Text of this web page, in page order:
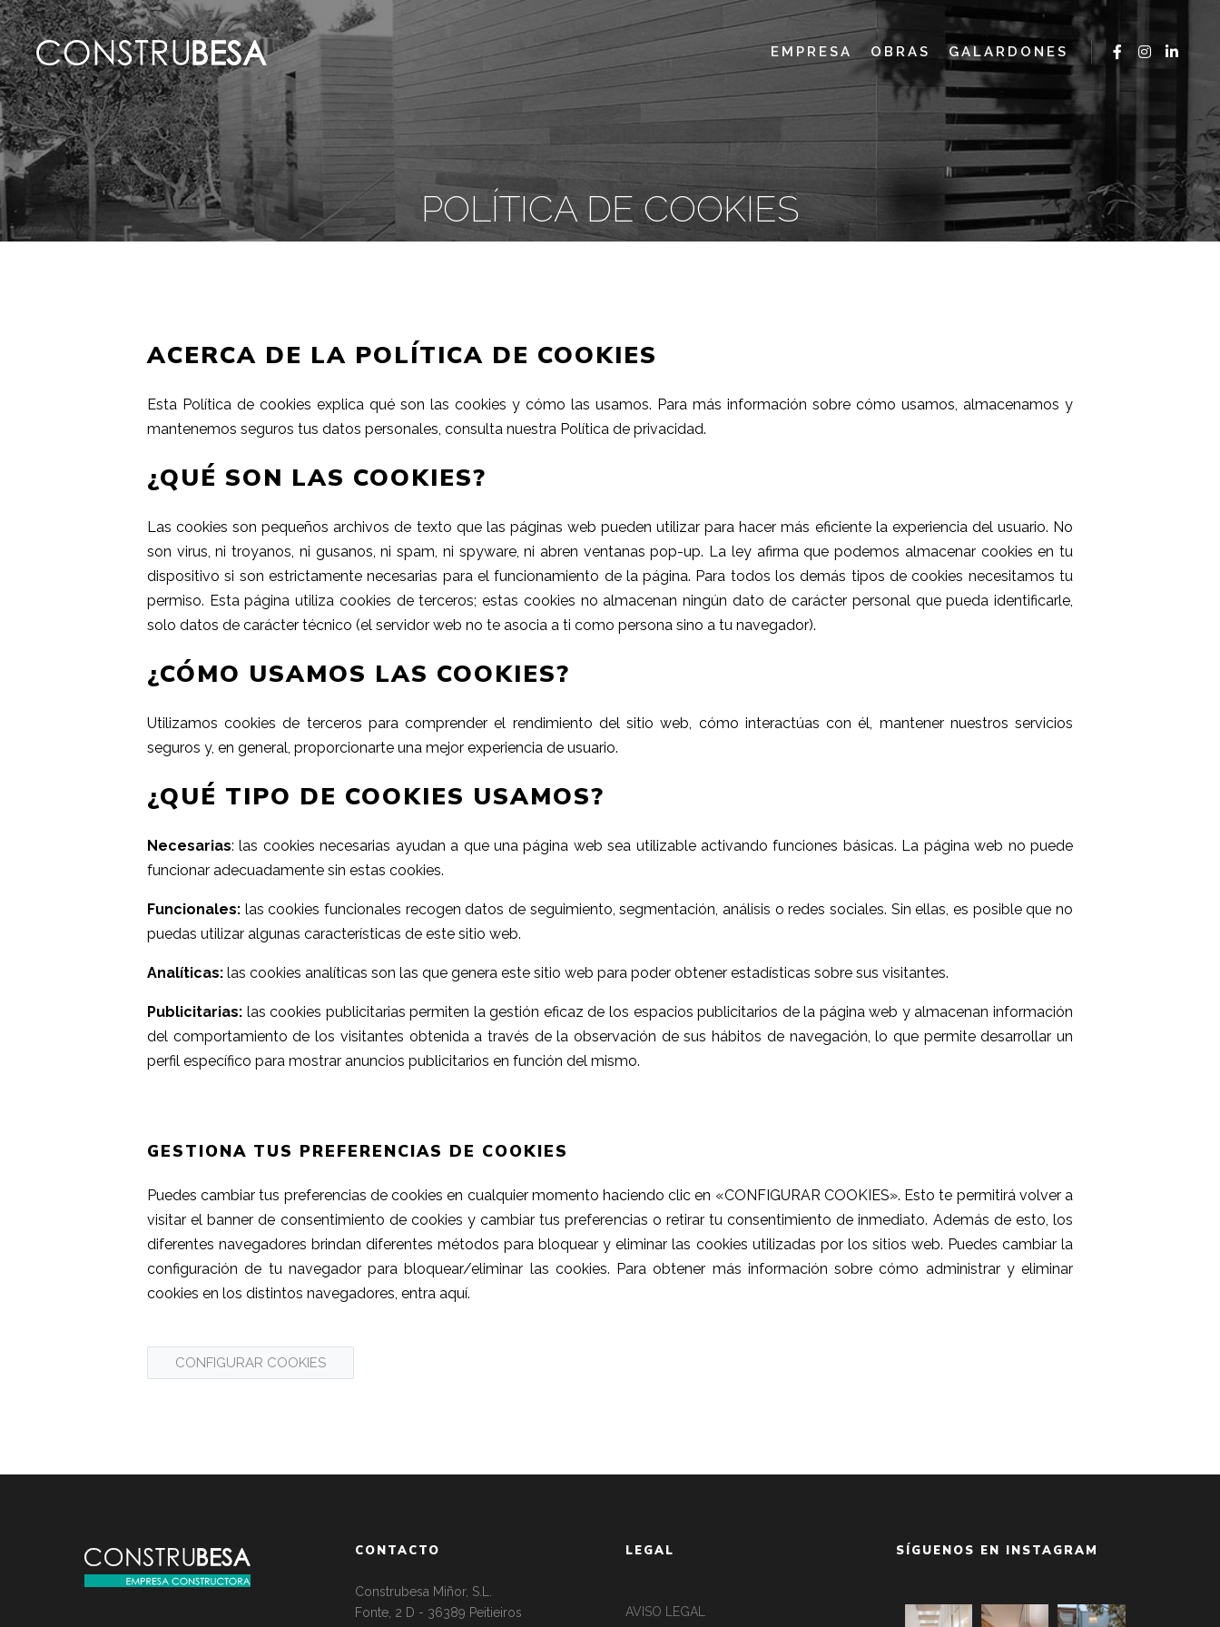
EMPRESA OBRAS GALARDONES
POLÍTICA DE COOKIES
ACERCA DE LA POLÍTICA DE COOKIES
Esta Política de cookies explica qué son las cookies y cómo las usamos. Para más información sobre cómo usamos, almacenamos y
mantenemos seguros tus datos personales, consulta nuestra Política de privacidad.
¿QUÉ SON LAS COOKIES?
Las cookies son pequeños archivos de texto que las páginas web pueden utilizar para hacer más eficiente la experiencia del usuario. No
son virus, ni troyanos, ni gusanos, ni spam, ni spyware, ni abren ventanas pop-up. La ley afirma que podemos almacenar cookies en tu
dispositivo si son estrictamente necesarias para el funcionamiento de la página. Para todos los demás tipos de cookies necesitamos tu
permiso. Esta página utiliza cookies de terceros; estas cookies no almacenan ningún dato de carácter personal que pueda identificarle,
solo datos de carácter técnico (el servidor web no te asocia a ti como persona sino a tu navegador).
¿CÓMO USAMOS LAS COOKIES?
Utilizamos cookies de terceros para comprender el rendimiento del sitio web, cómo interactúas con él, mantener nuestros servicios
seguros y, en general, proporcionarte una mejor experiencia de usuario.
¿QUÉ TIPO DE COOKIES USAMOS?
Necesarias: las cookies necesarias ayudan a que una página web sea utilizable activando funciones básicas. La página web no puede
funcionar adecuadamente sin estas cookies.
Funcionales: las cookies funcionales recogen datos de seguimiento, segmentación, análisis o redes sociales. Sin ellas, es posible que no
puedas utilizar algunas características de este sitio web.
Analíticas: las cookies analíticas son las que genera este sitio web para poder obtener estadísticas sobre sus visitantes.
Publicitarias: las cookies publicitarias permiten la gestión eficaz de los espacios publicitarios de la página web y almacenan información
del comportamiento de los visitantes obtenida a través de la observación de sus hábitos de navegación, lo que permite desarrollar un
perfil específico para mostrar anuncios publicitarios en función del mismo.
GESTIONA TUS PREFERENCIAS DE COOKIES
Puedes cambiar tus preferencias de cookies en cualquier momento haciendo clic en «CONFIGURAR COOKIES». Esto te permitirá volver a
visitar el banner de consentimiento de cookies y cambiar tus preferencias o retirar tu consentimiento de inmediato. Además de esto, los
diferentes navegadores brindan diferentes métodos para bloquear y eliminar las cookies utilizadas por los sitios web. Puedes cambiar la
configuración de tu navegador para bloquear/eliminar las cookies. Para obtener más información sobre cómo administrar y eliminar
cookies en los distintos navegadores, entra aquí.
CONFIGURAR COOKIES
CONTACTO
Construbesa Miñor, S.L.
Fonte, 2 D - 36389 Peitieiros
LEGAL
AVISO LEGAL
SÍGUENOS EN INSTAGRAM